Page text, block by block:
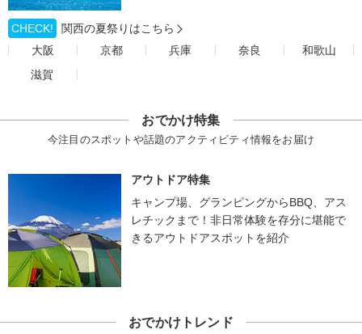
CHECK!
関西の夏祭りはこちら
大阪
京都 兵庫 奈良
和歌山
滋賀
おでかけ特集
今注目のスポットや話題のアクティビティ情報をお届け
アウトドア特集
キャンプ場、グランピングからBBQ、アス
レチックまで！非日常体験を存分に堪能で
きるアウトドアスポットを紹介
おでかけトレンド